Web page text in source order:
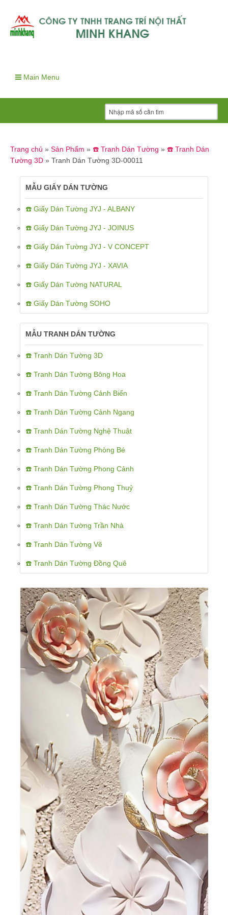
Main Menu
Trang chủ » Sản Phẩm » ☎️ Tranh Dán Tường » ☎️ Tranh Dán
Tường 3D » Tranh Dán Tường 3D-00011
MẪU GIẤY DÁN TƯỜNG
☎️ Giấy Dán Tường JYJ - ALBANY
☎️ Giấy Dán Tường JYJ - JOINUS
☎️ Giấy Dán Tường JYJ - V CONCEPT
☎️ Giấy Dán Tường JYJ - XAVIA
☎️ Giấy Dán Tường NATURAL
☎️ Giấy Dán Tường SOHO
MẪU TRANH DÁN TƯỜNG
☎️ Tranh Dán Tường 3D
☎️ Tranh Dán Tường Bông Hoa
☎️ Tranh Dán Tường Cảnh Biển
☎️ Tranh Dán Tường Cảnh Ngang
☎️ Tranh Dán Tường Nghệ Thuật
☎️ Tranh Dán Tường Phòng Bé
☎️ Tranh Dán Tường Phong Cảnh
☎️ Tranh Dán Tường Phong Thuỷ
☎️ Tranh Dán Tường Thác Nước
☎️ Tranh Dán Tường Trần Nhà
☎️ Tranh Dán Tường Vẽ
☎️ Tranh Dán Tường Đồng Quê